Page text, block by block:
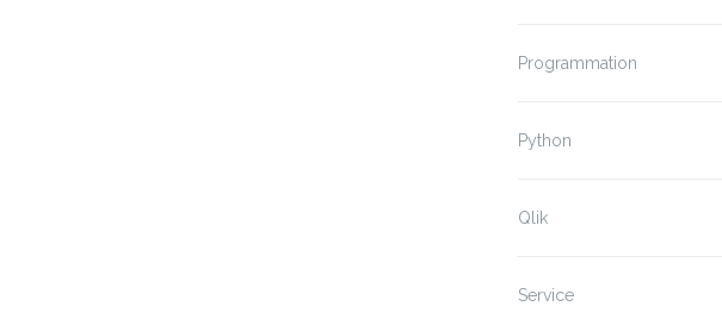
Programmation
Python
Qlik
Service